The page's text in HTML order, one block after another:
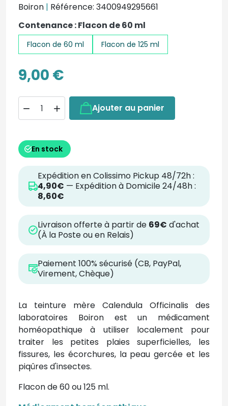
Boiron | Référence: 3400949295661
Contenance : Flacon de 60 ml
Flacon de 60 ml Flacon de 125 ml
9,00 €
  Ajouter au panier
En stock
Expédition en Colissimo Pickup 48/72h :
4,90€ — Expédition à Domicile 24/48h :
8,60€
Livraison offerte à partir de 69€ d'achat
(À la Poste ou en Relais)
Paiement 100% sécurisé (CB, PayPal,
Virement, Chèque)
La teinture mère Calendula Officinalis des
laboratoires Boiron est un médicament
homéopathique à utiliser localement pour
traiter les petites plaies superficielles, les
fissures, les écorchures, la peau gercée et les
piqûres d'insectes.
Flacon de 60 ou 125 ml.